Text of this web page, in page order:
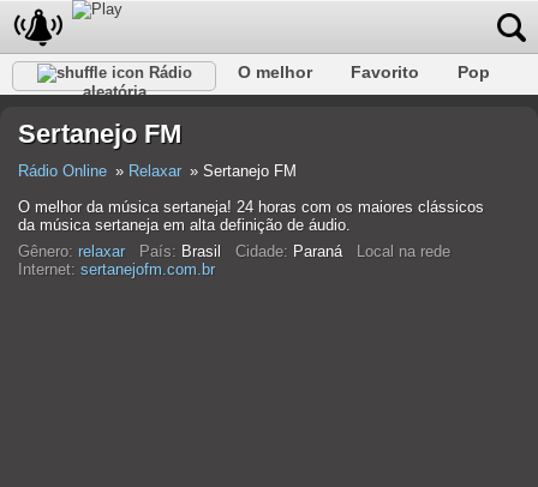
Rádio
aleatória
O melhor Favorito
Pop
Rap
Falk Jazz
Sertanejo FM
Rádio Online Relaxar
Sertanejo FM
O melhor da música sertaneja! 24 horas com os maiores clássicos
da música sertaneja em alta definição de áudio.
Gênero: relaxar País: Brasil Cidade: Paraná
Local na rede
Internet: sertanejofm.com.br